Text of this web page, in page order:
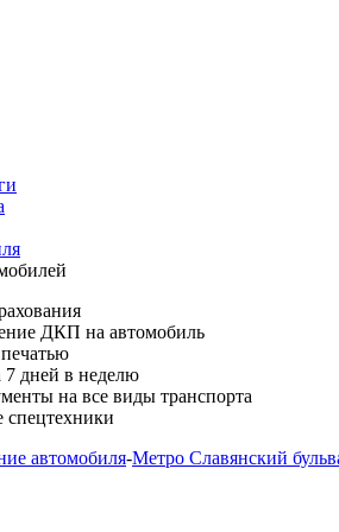
ДКП на автомобиль
7 дней в неделю
на все виды транспорта
автомобиля-Метро Славянский